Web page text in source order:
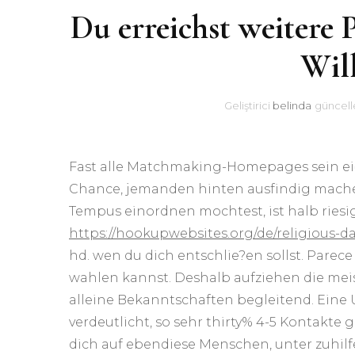
Du erreichst weitere
Geliştirici belinda
Fast alle Matchmaking-Homepages sein
Chance, jemanden hinten ausfindig
Tempus einordnen mochtest, ist halb
https://hookupwebsites.org/de/religious-
hd. wen du dich entschlie?en sollst.
wahlen kannst. Deshalb aufziehen die
alleine Bekanntschaften begleitend. Eine
verdeutlicht, so sehr thirty% 4-5
dich auf ebendiese Menschen, unter